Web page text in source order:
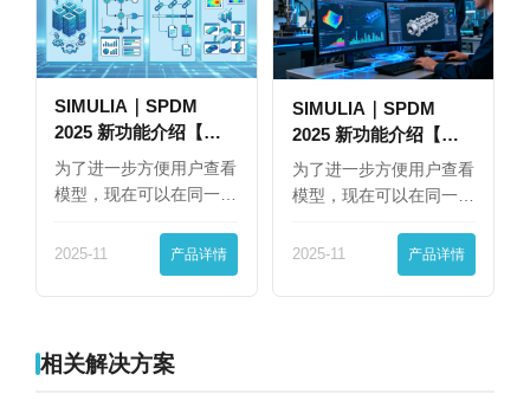
SIMULIA｜SPDM
2025 新功能介绍【下
篇】
为了进一步方便用户查看
模型，现在可以在同一
2025-11 产品详情
SIMULIA｜SPDM
2025 新功能介绍【上
篇】
为了进一步方便用户查看
模型，现在可以在同一
2025-11 产品详情
相关解决方案